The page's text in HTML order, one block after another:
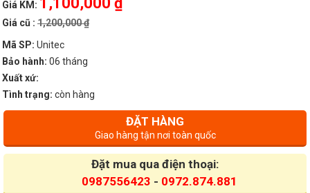
Giá KM:
Giá cũ : 1,200,000 ₫
Mã SP: Unitec
Bảo hành: 06 tháng
Xuất xứ:
Tình trạng: còn hàng
ĐẶT HÀNG
Giao hàng tận nơi toàn quốc
Đặt mua qua điện thoại:
0987556423 - 0972.874.881